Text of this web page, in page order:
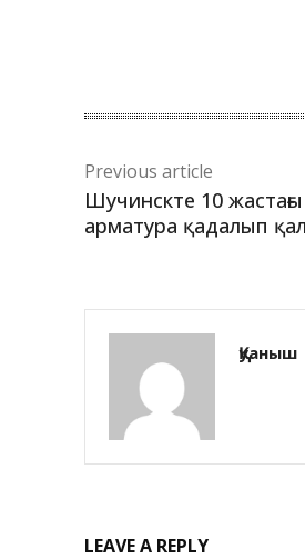
Previous article
Шучинскте 10
арматура қадалып
Қуаныш
LEAVE A REPLY